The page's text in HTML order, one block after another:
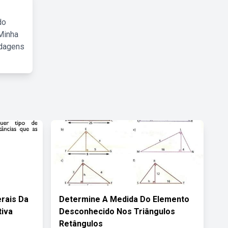
Da
Determine A Medida Do Elemento
Desconhecido Nos Triângulos
Retângulos